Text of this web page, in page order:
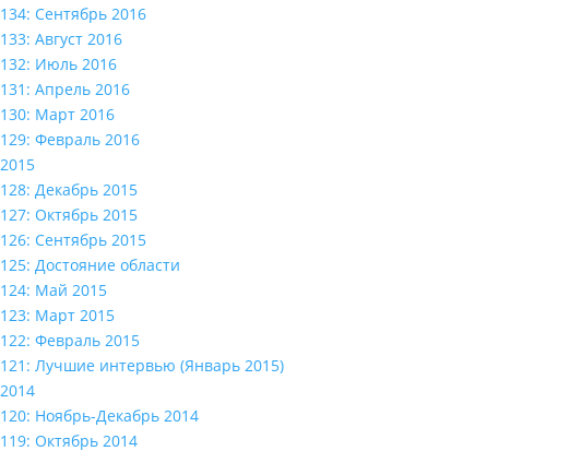
134: Сентябрь 2016
133: Август 2016
132: Июль 2016
131: Апрель 2016
130: Март 2016
129: Февраль 2016
2015
128: Декабрь 2015
127: Октябрь 2015
126: Сентябрь 2015
125: Достояние области
124: Май 2015
123: Март 2015
122: Февраль 2015
121: Лучшие интервью (Январь 2015)
2014
120: Ноябрь-Декабрь 2014
119: Октябрь 2014